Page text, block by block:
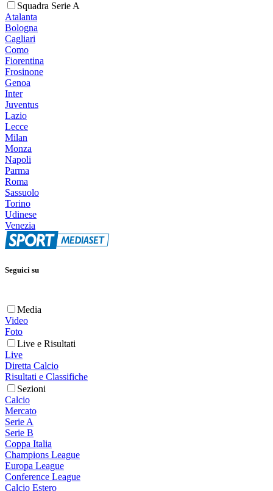
Squadra Serie A
Atalanta
Bologna
Cagliari
Como
Fiorentina
Frosinone
Genoa
Inter
Juventus
Lazio
Lecce
Milan
Monza
Napoli
Parma
Roma
Sassuolo
Torino
Udinese
Venezia
Seguici su
Media
Video
Foto
Live e Risultati
Live
Diretta Calcio
Risultati e Classifiche
Sezioni
Calcio
Mercato
Serie A
Serie B
Coppa Italia
Champions League
Europa League
Conference League
Calcio Estero